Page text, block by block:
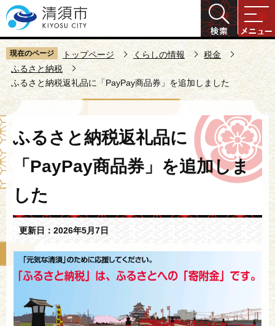
こ
の
ペ
ー
ジ
の
先
頭
で
す
現在のページ トップページ くらしの情報
税金
ふるさと納税
ふるさと納税返礼品に「PayPay商品券」を追加しました
文ふるさと納税返礼品に
「PayPay商品券」を追加しま
した
更新日：2026年5月7日